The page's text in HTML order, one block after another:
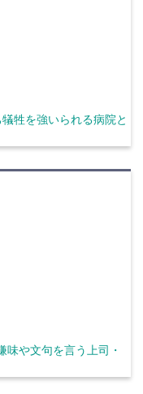
牲を強いられる病院と
や文句を言う上司・